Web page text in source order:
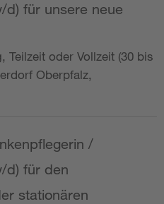
d) für unsere neue
Teilzeit oder Vollzeit (30 bis
Oberpfalz,
/
d) für den
stationären